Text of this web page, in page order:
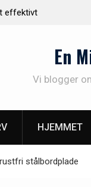
med
En
Vi blogger
HJEMMET
stålbordplade